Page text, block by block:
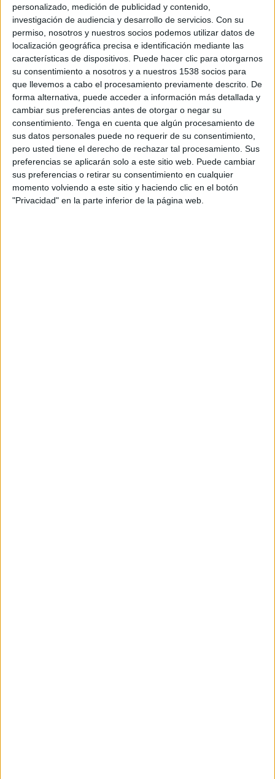
personalizado, medición de publicidad y contenido,
investigación de audiencia y desarrollo de servicios. Con su
permiso, nosotros y nuestros socios podemos utilizar datos de
localización geográfica precisa e identificación mediante las
características de dispositivos. Puede hacer clic para otorgarnos
su consentimiento a nosotros y a nuestros 1538 socios para
que llevemos a cabo el procesamiento previamente descrito. De
forma alternativa, puede acceder a información más detallada y
cambiar sus preferencias antes de otorgar o negar su
consentimiento. Tenga en cuenta que algún procesamiento de
sus datos personales puede no requerir de su consentimiento,
pero usted tiene el derecho de rechazar tal procesamiento. Sus
preferencias se aplicarán solo a este sitio web. Puede cambiar
sus preferencias o retirar su consentimiento en cualquier
momento volviendo a este sitio y haciendo clic en el botón
"Privacidad" en la parte inferior de la página web.
MKTG ha sido la ganadora del concurso
convocado por Correos tras obtener la
puntuación global más alta, en aplicación de los
criterios de valoración establecidos en el Pliego
de Condiciones Técnicas y Particulares por los
que se rige la contratación.
Según Jesús García, CEO de MKTG, “esta
adjudicación es un claro ejemplo de la
integración en el trabajo y la propuesta conjunta
de nuestra agencia, partiendo de una sólida
estrategia, abarcando eventos, producción y
patrocinios. Un hito que demuestra el poder
multiplicador de la suma de capacidades y el
trabajo conjunto, para ofrecer al mercado la